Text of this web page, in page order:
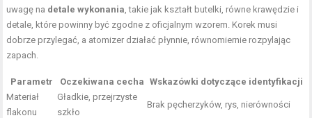
uwagę na detale wykonania , takie jak kształt butelki, równe krawędzie i
detale, które powinny być zgodne z oficjalnym wzorem. Korek musi
dobrze przylegać, a atomizer działać płynnie, równomiernie rozpylając
zapach.
Parametr Oczekiwana cecha Wskazówki dotyczące identyfikacji
Materiał
flakonu
Gładkie, przejrzyste
szkło
Brak pęcherzyków, rys, nierówności